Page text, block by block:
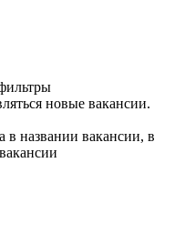
новые вакансии.
в названии вакансии, в